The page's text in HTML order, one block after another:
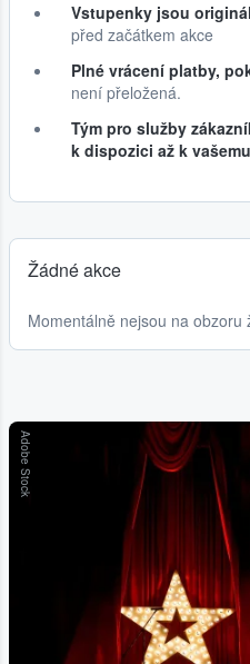
Vstupenky jsou
před začátkem akce
Plné vrácení platby,
není přeložená.
Tým pro služby
k dispozici až k
Žádné akce
Momentálně nejsou na obzoru
Adobe Stock